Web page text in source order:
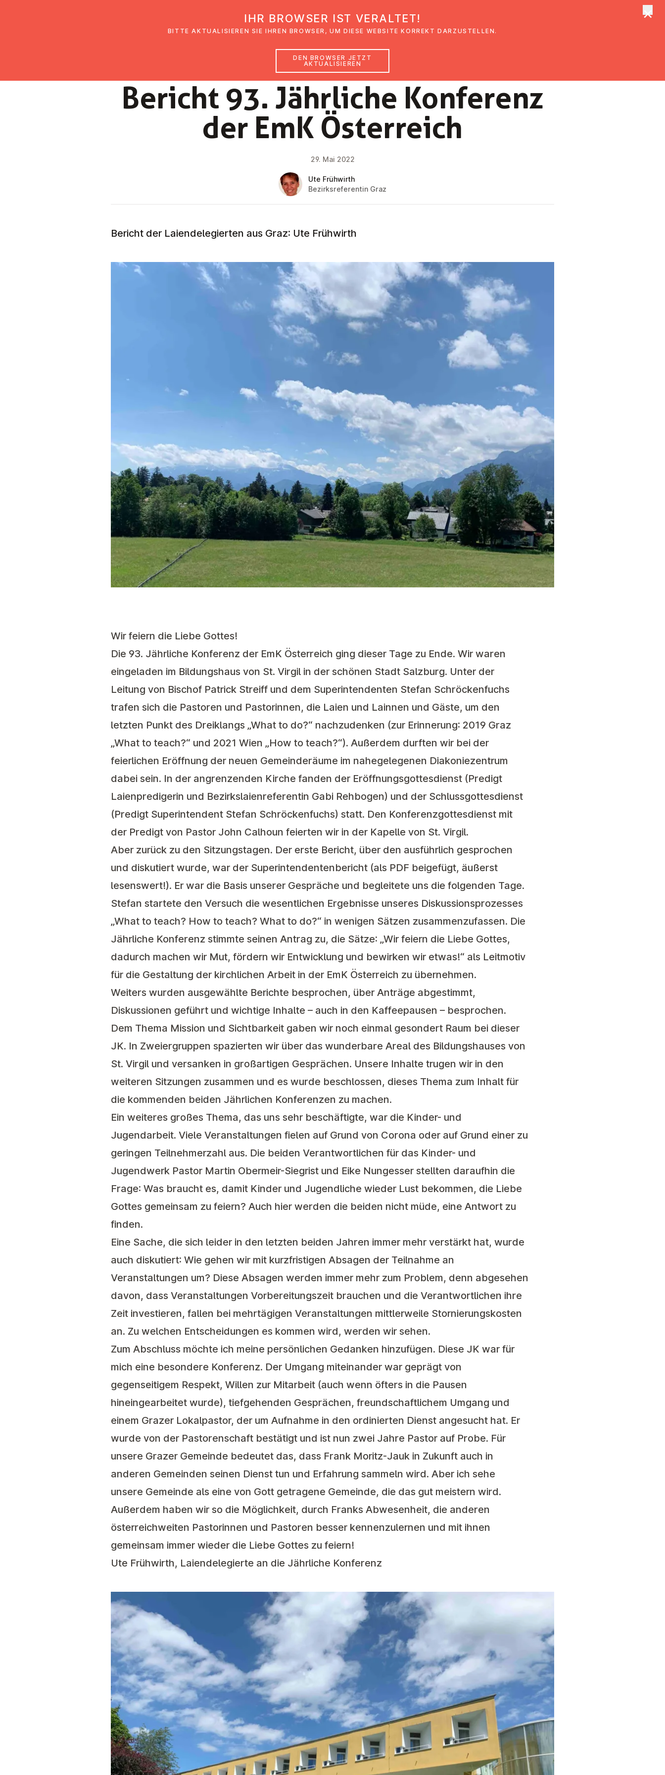
Glaubensimpulse News Veranstaltungen
Bericht 93. Jährliche Konferenz
der EmK Ös­ter­reich
NEWS
29. Mai 2022
Ute Frühwirth
Bezirksreferentin Graz
Bericht der Laiendelegierten aus Graz: Ute Frühwirth
Wir feiern die Liebe Gottes!
Die 93. Jährliche Konferenz der EmK Österreich ging dieser Tage zu Ende. Wir waren
eingeladen im Bildungshaus von St. Virgil in der schönen Stadt Salzburg. Unter der
Leitung von Bischof Patrick Streiff und dem Superintendenten Stefan Schröckenfuchs
trafen sich die Pastoren und Pastorinnen, die Laien und Lainnen und Gäste, um den
letzten Punkt des Dreiklangs „What to do?“ nachzudenken (zur Erinnerung: 2019 Graz
„What to teach?“ und 2021 Wien „How to teach?“). Außerdem durften wir bei der
feierlichen Eröffnung der neuen Gemeinderäume im nahegelegenen Diakoniezentrum
dabei sein. In der angrenzenden Kirche fanden der Eröffnungsgottesdienst (Predigt
Laienpredigerin und Bezirkslaienreferentin Gabi Rehbogen) und der Schlussgottesdienst
(Predigt Superintendent Stefan Schröckenfuchs) statt. Den Konferenzgottesdienst mit
der Predigt von Pastor John Calhoun feierten wir in der Kapelle von St. Virgil.
Aber zurück zu den Sitzungstagen. Der erste Bericht, über den ausführlich gesprochen
und diskutiert wurde, war der Superintendentenbericht (als PDF beigefügt, äußerst
lesenswert!). Er war die Basis unserer Gespräche und begleitete uns die folgenden Tage.
Stefan startete den Versuch die wesentlichen Ergebnisse unseres Diskussionsprozesses
„What to teach? How to teach? What to do?“ in wenigen Sätzen zusammenzufassen. Die
Jährliche Konferenz stimmte seinen Antrag zu, die Sätze: „Wir feiern die Liebe Gottes,
dadurch machen wir Mut, fördern wir Entwicklung und bewirken wir etwas!“ als Leitmotiv
für die Gestaltung der kirchlichen Arbeit in der EmK Österreich zu übernehmen.
Weiters wurden ausgewählte Berichte besprochen, über Anträge abgestimmt,
Diskussionen geführt und wichtige Inhalte – auch in den Kaffeepausen – besprochen.
Dem Thema Mission und Sichtbarkeit gaben wir noch einmal gesondert Raum bei dieser
JK. In Zweiergruppen spazierten wir über das wunderbare Areal des Bildungshauses von
St. Virgil und versanken in großartigen Gesprächen. Unsere Inhalte trugen wir in den
weiteren Sitzungen zusammen und es wurde beschlossen, dieses Thema zum Inhalt für
die kommenden beiden Jährlichen Konferenzen zu machen.
Ein weiteres großes Thema, das uns sehr beschäftigte, war die Kinder- und
Jugendarbeit. Viele Veranstaltungen fielen auf Grund von Corona oder auf Grund einer zu
geringen Teilnehmerzahl aus. Die beiden Verantwortlichen für das Kinder- und
Jugendwerk Pastor Martin Obermeir-Siegrist und Eike Nungesser stellten daraufhin die
Frage: Was braucht es, damit Kinder und Jugendliche wieder Lust bekommen, die Liebe
Gottes gemeinsam zu feiern? Auch hier werden die beiden nicht müde, eine Antwort zu
finden.
Eine Sache, die sich leider in den letzten beiden Jahren immer mehr verstärkt hat, wurde
auch diskutiert: Wie gehen wir mit kurzfristigen Absagen der Teilnahme an
Veranstaltungen um? Diese Absagen werden immer mehr zum Problem, denn abgesehen
davon, dass Veranstaltungen Vorbereitungszeit brauchen und die Verantwortlichen ihre
Zeit investieren, fallen bei mehrtägigen Veranstaltungen mittlerweile Stornierungskosten
an. Zu welchen Entscheidungen es kommen wird, werden wir sehen.
Zum Abschluss möchte ich meine persönlichen Gedanken hinzufügen. Diese JK war für
mich eine besondere Konferenz. Der Umgang miteinander war geprägt von
gegenseitigem Respekt, Willen zur Mitarbeit (auch wenn öfters in die Pausen
hineingearbeitet wurde), tiefgehenden Gesprächen, freundschaftlichem Umgang und
einem Grazer Lokalpastor, der um Aufnahme in den ordinierten Dienst angesucht hat. Er
wurde von der Pastorenschaft bestätigt und ist nun zwei Jahre Pastor auf Probe. Für
unsere Grazer Gemeinde bedeutet das, dass Frank Moritz-Jauk in Zukunft auch in
anderen Gemeinden seinen Dienst tun und Erfahrung sammeln wird. Aber ich sehe
unsere Gemeinde als eine von Gott getragene Gemeinde, die das gut meistern wird.
Außerdem haben wir so die Möglichkeit, durch Franks Abwesenheit, die anderen
österreichweiten Pastorinnen und Pastoren besser kennenzulernen und mit ihnen
gemeinsam immer wieder die Liebe Gottes zu feiern!
Ute Frühwirth, Laiendelegierte an die Jährliche Konferenz
IHR BROWSER IST VERALTET!
BITTE AKTUALISIEREN SIE IHREN BROWSER, UM DIESE WEBSITE KORREKT DARZUSTELLEN.
DEN BROWSER JETZT
AKTUALISIEREN
×